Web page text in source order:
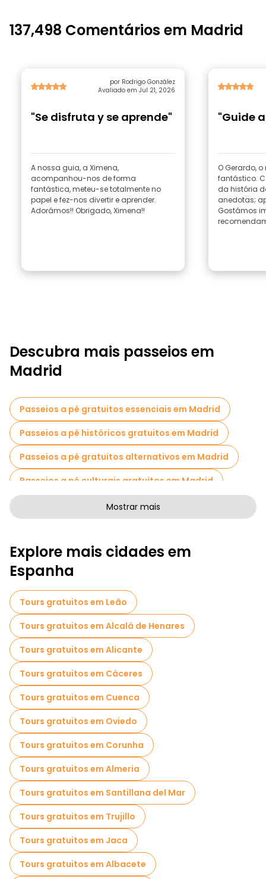
137,498 Comentários em Madrid
por Rodrigo González
Avaliado em Jul 21, 2026
"Se disfruta y se aprende"
A nossa guia, a Ximena,
acompanhou-nos de forma
fantástica, meteu-se totalmente no
papel e fez-nos divertir e aprender.
Adorámos!! Obrigado, Ximena!!
"Guide
O Gerardo,
fantástico.
da história
anedotas;
Gostámos
Descubra mais passeios em
Madrid
Passeios a pé gratuitos essenciais em Madrid
Passeios a pé históricos gratuitos em Madrid
Passeios a pé gratuitos alternativos em Madrid
Passeios a pé culturais gratuitos em Madrid
Passeios a pé gratuitos de arte em Madrid
Passeios de Pub Crawl em Madrid
Atividades esportivas em Madrid
Passeios autoguiados em Madrid
Jogos de fuga em Madrid
Passeios fotográficos em Madrid
Museus em Madrid
Visita guiada gratuita à cidade velha Madrid
Visitas para pequenos grupos em Madrid
Visitas ao mercado em Madrid
Visitas de degustação locais em Madrid
Tours de Natal em Madrid
Passeios gratuitos de um dia em Madrid
Passeios a pé noturnos gratuitos em Madrid
Mostrar mais
Explore mais cidades em
Espanha
Tours gratuitos em Leão
Tours gratuitos em Alcalá de Henares
Tours gratuitos em Alicante
Tours gratuitos em Cáceres
Tours gratuitos em Cuenca
Tours gratuitos em Oviedo
Tours gratuitos em Corunha
Tours gratuitos em Almeria
Tours gratuitos em Santillana del Mar
Tours gratuitos em Trujillo
Tours gratuitos em Jaca
Tours gratuitos em Albacete